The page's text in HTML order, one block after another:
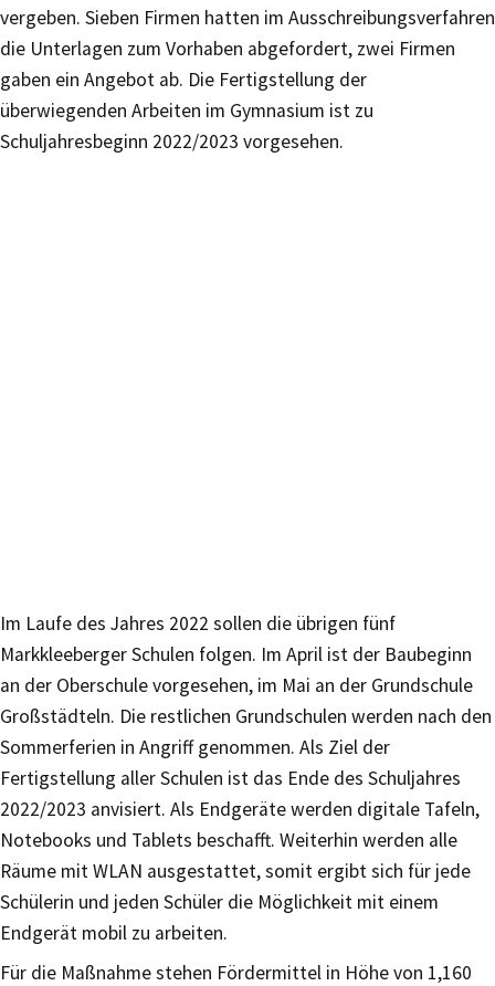
vergeben. Sieben Firmen hatten im Ausschreibungsverfahren
die Unterlagen zum Vorhaben abgefordert, zwei Firmen
gaben ein Angebot ab. Die Fertigstellung der
überwiegenden Arbeiten im Gymnasium ist zu
Schuljahresbeginn 2022/2023 vorgesehen.
Im Laufe des Jahres 2022 sollen die übrigen fünf
Markkleeberger Schulen folgen. Im April ist der Baubeginn
an der Oberschule vorgesehen, im Mai an der Grundschule
Großstädteln. Die restlichen Grundschulen werden nach den
Sommerferien in Angriff genommen. Als Ziel der
Fertigstellung aller Schulen ist das Ende des Schuljahres
2022/2023 anvisiert. Als Endgeräte werden digitale Tafeln,
Notebooks und Tablets beschafft. Weiterhin werden alle
Räume mit WLAN ausgestattet, somit ergibt sich für jede
Schülerin und jeden Schüler die Möglichkeit mit einem
Endgerät mobil zu arbeiten.
Für die Maßnahme stehen Fördermittel in Höhe von 1,160